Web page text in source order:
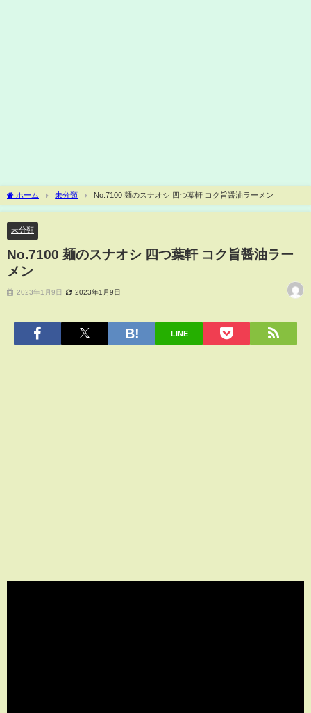
ホーム 未分類 No.7100 麺のスナオシ 四つ葉軒 コク旨醤油ラーメン
未分類
No.7100 麺のスナオシ 四つ葉軒 コク旨醤油ラー
メン
2023年1月9日 2023年1月9日
LINE